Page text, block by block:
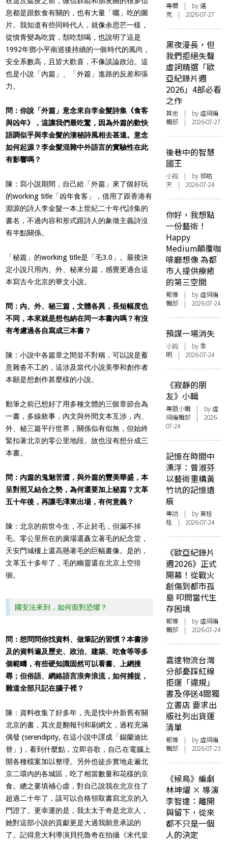
息都是跟飲食有關的，也有大量「曬」吃的圖
片。我知道有些同時代人，就像余思芒一樣，
從憤青變為吃貨，頹吃頹喝，也說明了這是
1992年鄧小平南巡後持續的一個時代的風尚，
安全系數高，且皆大歡喜，不像談論政治。這
也是小說「內篇」、「外篇」進路的反差和張
力。
問：你說「外篇」意念來自李金髮詩集《食客
與凶年》，這讓我們最吃驚，因為外篇的歡快
語調似乎與李金髮的淒秘詩風相去甚遠。意念
如何起源？李金髮混雜中外語言的實驗性在此
有影響嗎？
陳：寫小說期間，自己給「外篇」來了個好玩
的working title「凶年食客」，借用了跟香港有
淵源的詩人李金髮一本上世紀二十年代詩集的
書名，不過內容和形式跟詩人的象徵主義詩沒
有半點關係。
「秘篇」的working title是「毛3.0」。最後決
定小說只用內、外、秘來分篇，感覺更適合這
本寫古今北京的華文小說。
問：內、外、秘三篇，文體各異，長短幅度也
不同，本來就是想包納在同一本書內嗎？有沒
有考慮過各自寫成三本書？
陳：小說中各篇章之間並不對稱，可以說是蓄
意雜沓不工的，這涉及當代小說美學和創作者
本願是想創作甚麼樣的小說。
動筆之前已想好了用多種文體的三個章節合為
一書，多線敘事，內文與外間文本互涉，内、
外、秘三篇平行世界，關係似有似無，但始終
緊扣著北京的零公里地段。故也沒有想分成三
本書。
問：內篇的鬼魅苦澀，與外篇的豐美華盛，本
呈對照又結合之勢，為何還要加上秘篇？文革
五十年後，再讓毛澤東出場，有何意義？
陳：北京的前世今生，不止於毛，但漏不掉
毛。零公里所在的廣場還矗立著毛的紀念堂，
天安門城樓上還高懸著毛的巨幅畫像。是的，
文革五十多年了，毛的幽靈還在北京上空徘
徊。
國安法來到，如何面對恐懼？
問：想問問你找資料、做筆記的習慣？本書涉
及的資料遍及歷史、政治、建築、吃食等等多
個範疇，有些硬知識固然可以看書、上網搜
尋；但俗語、網絡語言浪奔浪流，如何捕捉，
難道全部只記在腦子裡？
陳：資料收集了好多年，先是找中外新舊有關
北京的書，其次是翻報刊和刷網文，過程充滿
偶發 (serendipity, 在這小說中譯成「錫蘭迪比
替」)，看到什麼點，立即谷歌，自己在電腦上
開各種檔案加以整理。另外也徒步實地走遍北
京二環內的各城區，吃了相當數量和花樣的京
食。總之要填補心虛，對自己說我在北京住了
超過二十年了，該可以合格領取書寫北京的入
門證了。更幸運的是，我太太于奇是北京人，
她對這部小說的貢獻更是大過我願意承認的
了。記得意大利導演貝托魯奇在拍攝《末代皇
專欄 | by邁
克 | 2026-07-27
黑夜漫長，但
我們拒絕失聲
虛詞精選「歐
亞紀錄片週
2026」4部必看
之作
其他 | by 虛詞編
輯部 | 2026-07-27
後巷中的智慧
國王
小說 | by 鄧皓
天 | 2026-07-24
你好，我想點
一份藝術！
Happy
Medium顛覆咖
啡廳想像 為都
市人提供療癒
的第三空間
報導 | by 虛詞編
輯部 | 2026-07-24
預謀一場消失
小說 | by 季
明 | 2026-07-24
《寂靜的朋
友》小輯
專題小輯 | by 虛
詞編輯部 | 2026-
07-24
記憶在時間中
漂浮：曾淑芬
以藝術重構黃
竹坑的記憶遺
痕
專訪 | by 黃桂
桂 | 2026-07-24
《歐亞紀錄片
週2026》正式
開幕！從戰火
創傷到都市孤
島 叩問當代生
存困境
報導 | by 虛詞編
輯部 | 2026-07-24
嘉達物流台灣
分部憂踩紅線
拒運「違規」
書及停送4間獨
立書店 要求出
版社列出貨運
清單
報導 | by 虛詞編
輯部 | 2026-07-23
《候鳥》編劇
林坤燿 × 導演
李智達：離開
與留下，從來
都不只是一個
人的決定